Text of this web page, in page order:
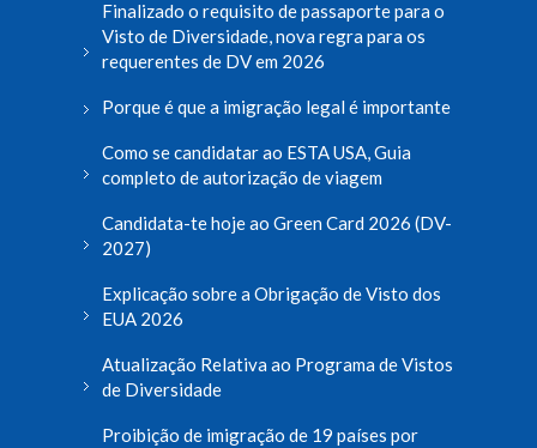
Finalizado o requisito de passaporte para o
Visto de Diversidade, nova regra para os
requerentes de DV em 2026
Porque é que a imigração legal é importante
Como se candidatar ao ESTA USA, Guia
completo de autorização de viagem
Candidata-te hoje ao Green Card 2026 (DV-
2027)
Explicação sobre a Obrigação de Visto dos
EUA 2026
Atualização Relativa ao Programa de Vistos
de Diversidade
Proibição de imigração de 19 países por